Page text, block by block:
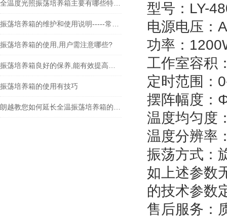
振荡培养箱的使用,用户需注意哪些?
振荡培养箱的使用有技巧
型号：LY-
电源电压：
功率：
工作室容积
定时范围：
摆阵幅度：
温度均匀度
温度分辨率
振荡方式：
如上述参数
的技术参数
售后服务：